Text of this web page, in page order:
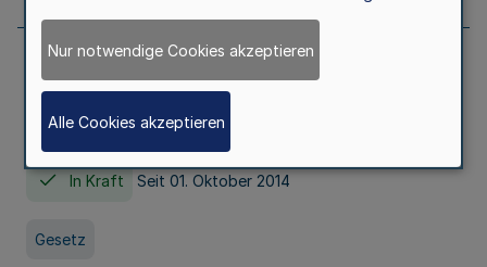
Gesetz über die Hochschulen des Landes
Nordrhein-Westfalen (Hochschulgesetz -
HG)
In Kraft Seit 01. Oktober 2014
Gesetz
Nur notwendige Cookies akzeptieren
Alle Cookies akzeptieren